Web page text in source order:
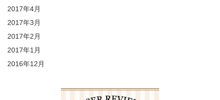
2017年4月
2017年3月
2017年2月
2017年1月
2016年12月